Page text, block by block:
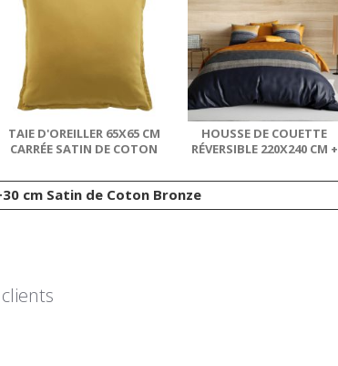
TAIE D'OREILLER 65X65 CM
CARRÉE SATIN DE COTON
HOUSSE DE COUETTE
RÉVERSIBLE 220X240 CM +
cm Satin de Coton Bronze